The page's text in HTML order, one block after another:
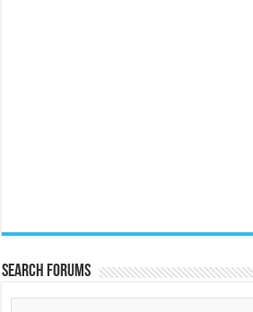
Search Forums